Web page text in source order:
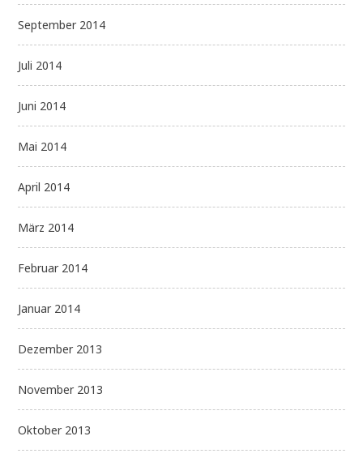
September 2014
Juli 2014
Juni 2014
Mai 2014
April 2014
März 2014
Februar 2014
Januar 2014
Dezember 2013
November 2013
Oktober 2013